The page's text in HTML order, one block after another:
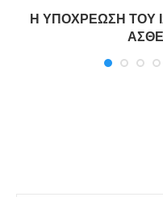
Η ΥΠΟΧΡΕΩΣΗ ΤΟΥ